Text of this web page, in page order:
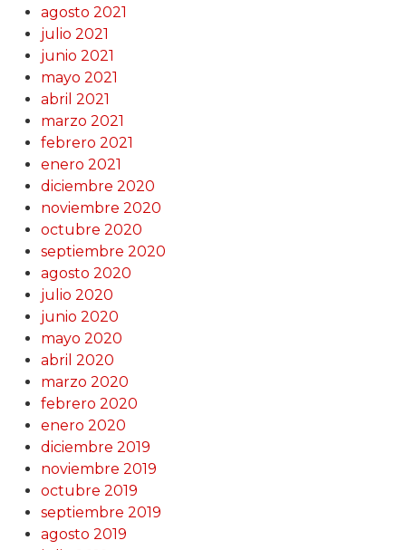
agosto 2021
julio 2021
junio 2021
mayo 2021
abril 2021
marzo 2021
febrero 2021
enero 2021
diciembre 2020
noviembre 2020
octubre 2020
septiembre 2020
agosto 2020
julio 2020
junio 2020
mayo 2020
abril 2020
marzo 2020
febrero 2020
enero 2020
diciembre 2019
noviembre 2019
octubre 2019
septiembre 2019
agosto 2019